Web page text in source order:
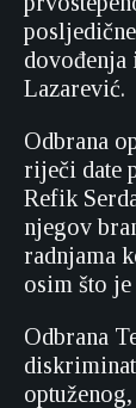
Lazarević.
Odbrana
riječi date
Refik
njegov
radnjama
osim što
Odbrana